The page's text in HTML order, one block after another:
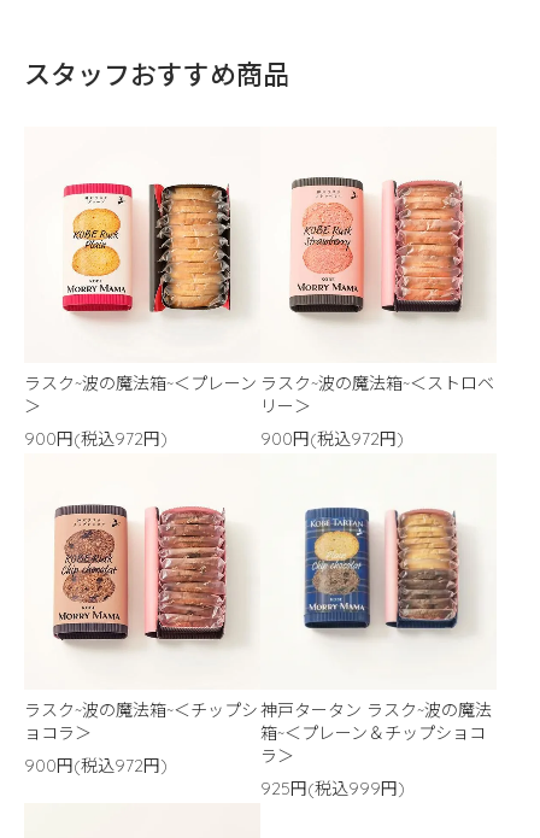
スタッフおすすめ商品
ラスク~波の魔法箱~＜プレーン
＞
900円(税込972円)
ラスク~波の魔法箱~＜ストロベ
リー＞
900円(税込972円)
ラスク~波の魔法箱~＜チップシ
ョコラ＞
900円(税込972円)
神戸タータン ラスク~波の魔法
箱~＜プレーン＆チップショコ
ラ＞
925円(税込999円)